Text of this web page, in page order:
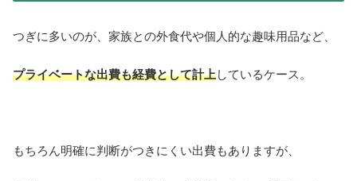
つぎに多いのが、家族との外食代や個人的な趣味用品など、
プライベートな出費も経費として計上しているケース。
もちろん明確に判断がつきにくい出費もありますが、